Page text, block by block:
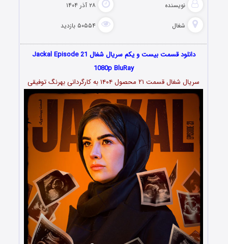
نویسنده ۲۸ آذر ۱۴۰۴
شغال ۵۰۵۵۴ بازدید
دانلود قسمت بیست و یکم سریال شغال Jackal Episode 21
1080p BluRay
سریال شغال قسمت ۲۱ محصول ۱۴۰۴ به کارگردانی بهرنگ توفیقی